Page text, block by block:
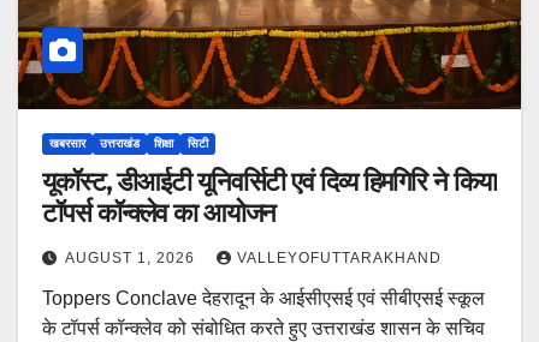
खबरसार उत्तराखंड शिक्षा सिटी
यूकॉस्ट, डीआईटी यूनिवर्सिटी एवं दिव्य हिमगिरि ने किया
टॉपर्स कॉन्क्लेव का आयोजन
AUGUST 1, 2026 VALLEYOFUTTARAKHAND
Toppers Conclave देहरादून के आईसीएसई एवं सीबीएसई स्कूल
के टॉपर्स कॉन्क्लेव को संबोधित करते हुए उत्तराखंड शासन के सचिव